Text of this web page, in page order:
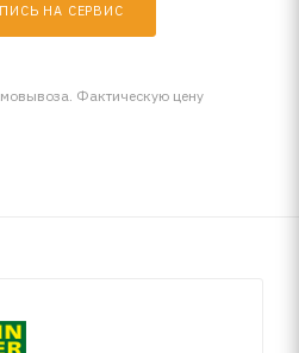
НА СЕРВИС
Фактическую цену